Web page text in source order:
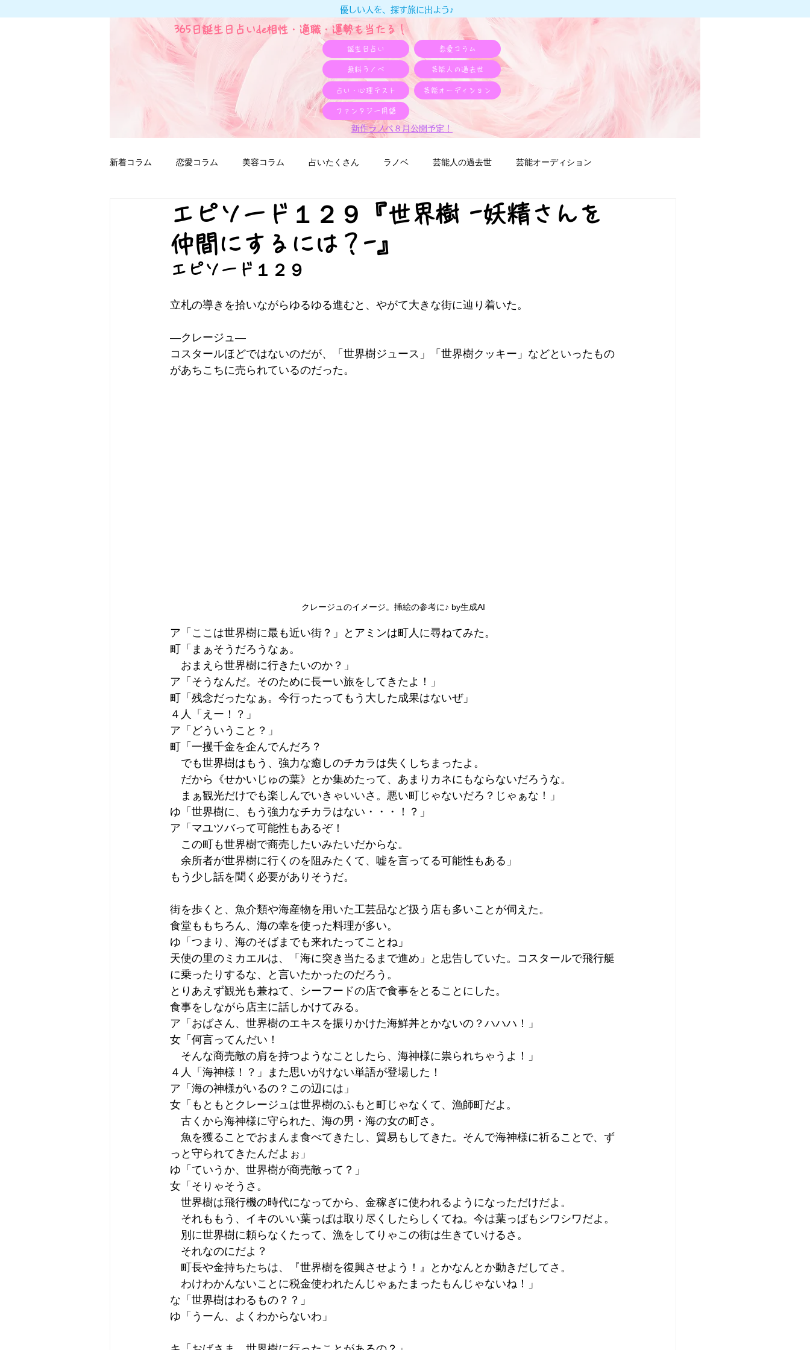
365日誕生日占いde相性・適職・​運勢も当たる！
優しい人を、探す旅に出よう♪
誕生日占い 恋愛コラム
無料ラノベ 芸能人の過去世
占い・心理テスト 芸能オーディション
ファンタジー用語
新作ラノベ８月公開予定！
新着コラム 恋愛コラム 美容コラム 占いたくさん ラノベ 芸能人の過去世 芸能オーディション
ファンタジー用語エピソード１２９『世界樹 -妖精さんを
仲間にするには？-』
エピソード１２９
立札の導きを拾いながらゆるゆる進むと、やがて大きな街に辿り着いた。
―クレージュ―
コスタールほどではないのだが、「世界樹ジュース」「世界樹クッキー」などといったもの
があちこちに売られているのだった。
クレージュのイメージ。挿絵の参考に♪ by生成AI
ア「ここは世界樹に最も近い街？」とアミンは町人に尋ねてみた。
町「まぁそうだろうなぁ。
おまえら世界樹に行きたいのか？」
ア「そうなんだ。そのために長ーい旅をしてきたよ！」
町「残念だったなぁ。今行ったってもう大した成果はないぜ」
４人「えー！？」
ア「どういうこと？」
町「一攫千金を企んでんだろ？
でも世界樹はもう、強力な癒しのチカラは失くしちまったよ。
だから《せかいじゅの葉》とか集めたって、あまりカネにもならないだろうな。
まぁ観光だけでも楽しんでいきゃいいさ。悪い町じゃないだろ？じゃぁな！」
ゆ「世界樹に、もう強力なチカラはない・・・！？」
ア「マユツバって可能性もあるぞ！
この町も世界樹で商売したいみたいだからな。
余所者が世界樹に行くのを阻みたくて、嘘を言ってる可能性もある」
もう少し話を聞く必要がありそうだ。
街を歩くと、魚介類や海産物を用いた工芸品など扱う店も多いことが伺えた。
食堂ももちろん、海の幸を使った料理が多い。
ゆ「つまり、海のそばまでも来れたってことね」
天使の里のミカエルは、「海に突き当たるまで進め」と忠告していた。コスタールで飛行艇
に乗ったりするな、と言いたかったのだろう。
とりあえず観光も兼ねて、シーフードの店で食事をとることにした。
食事をしながら店主に話しかけてみる。
ア「おばさん、世界樹のエキスを振りかけた海鮮丼とかないの？ハハハ！」
女「何言ってんだい！
そんな商売敵の肩を持つようなことしたら、海神様に祟られちゃうよ！」
４人「海神様！？」また思いがけない単語が登場した！
ア「海の神様がいるの？この辺には」
女「もともとクレージュは世界樹のふもと町じゃなくて、漁師町だよ。
古くから海神様に守られた、海の男・海の女の町さ。
魚を獲ることでおまんま食べてきたし、貿易もしてきた。そんで海神様に祈ることで、ず
っと守られてきたんだよぉ」
ゆ「ていうか、世界樹が商売敵って？」
女「そりゃそうさ。
世界樹は飛行機の時代になってから、金稼ぎに使われるようになっただけだよ。
それももう、イキのいい葉っぱは取り尽くしたらしくてね。今は葉っぱもシワシワだよ。
別に世界樹に頼らなくたって、漁をしてりゃこの街は生きていけるさ。
それなのにだよ？
町長や金持ちたちは、『世界樹を復興させよう！』とかなんとか動きだしてさ。
わけわかんないことに税金使われたんじゃぁたまったもんじゃないね！」
な「世界樹はわるもの？？」
ゆ「うーん、よくわからないわ」